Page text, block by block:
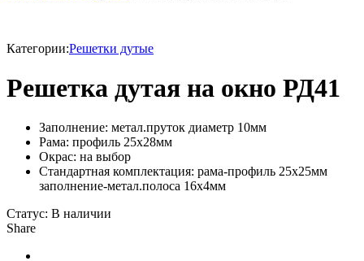
Категории:Решетки дутые
Решетка дутая на окно РД41
Заполнение: метал.пруток диаметр 10мм
Рама: профиль 25х28мм
Окрас: на выбор
Стандартная комплектация: рама-профиль 25х25мм
заполнение-метал.полоса 16х4мм
Статус: В наличии
Share